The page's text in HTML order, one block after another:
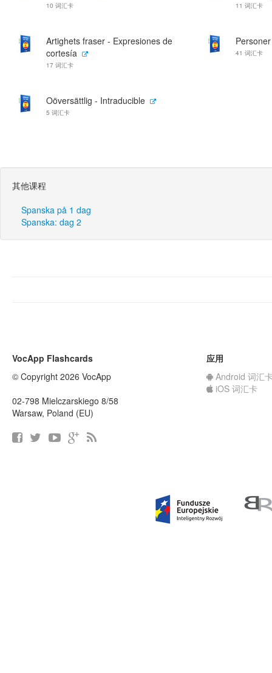
10 词汇卡 11 词汇卡
Artighets fraser - Expresiones de
cortesía
17 词汇卡
41 词汇卡
Oöversättlig - Intraducible
5 词汇卡
其他课程
Spanska på 1 dag
Spanska: dag 2
VocApp Flashcards
© Copyright 2026 VocApp
02-798 Mielczarskiego 8/58
Warsaw, Poland (EU)
应用
Android 词汇
iOS 词汇卡